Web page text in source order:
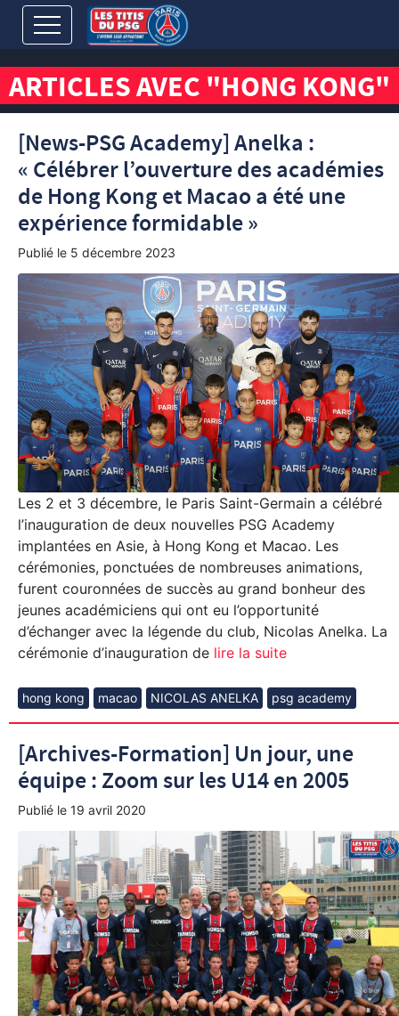
ARTICLES AVEC "HONG KONG"
[News-PSG Academy] Anelka :
« Célébrer l’ouverture des académies
de Hong Kong et Macao a été une
expérience formidable »
Publié le 5 décembre 2023
Les 2 et 3 décembre, le Paris Saint-Germain a célébré
l’inauguration de deux nouvelles PSG Academy
implantées en Asie, à Hong Kong et Macao. Les
cérémonies, ponctuées de nombreuses animations,
furent couronnées de succès au grand bonheur des
jeunes académiciens qui ont eu l’opportunité
d’échanger avec la légende du club, Nicolas Anelka. La
cérémonie d’inauguration de lire la suite
hong kong macao NICOLAS ANELKA psg academy
[Archives-Formation] Un jour, une
équipe : Zoom sur les U14 en 2005
Publié le 19 avril 2020